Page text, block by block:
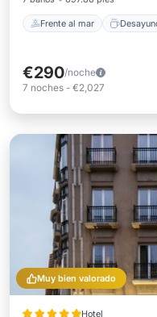
Frente al mar
€290/noche
7 noches - €2,027
Muy bien valorado
Hotel